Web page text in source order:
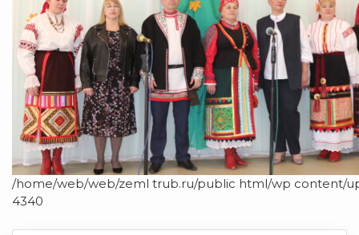
/home/web/web/zeml trub.ru/public html/wp content/
4340